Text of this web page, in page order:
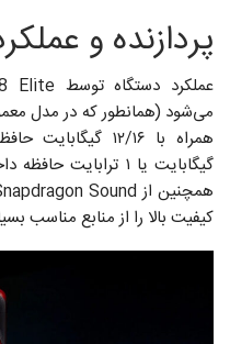
پردازنده و
گیگابایت یا ۱
کیفیت بالا را از منابع مناسب